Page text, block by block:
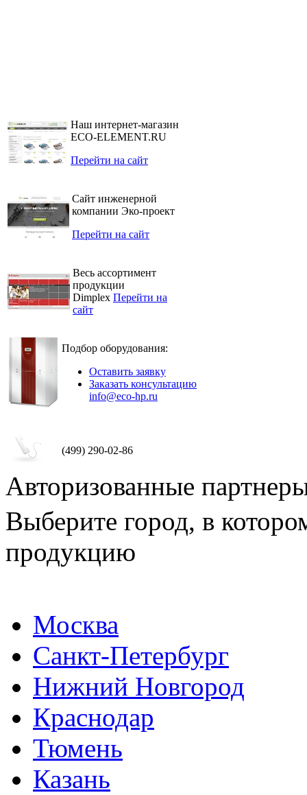
Наш интернет-магазин
ECO-ELEMENT.RU
Перейти на сайт
Сайт инженерной
компании Эко-проект
Перейти на сайт
Весь ассортимент
продукции
Dimplex Перейти на
сайт
Подбор оборудования:
Оставить заявку
Заказать консультацию
info@eco-hp.ru
(499) 290-02-86
Авторизованные
Выберите город, в
продукцию
Москва
Санкт-Петербург
Нижний Новгород
Краснодар
Тюмень
Казань